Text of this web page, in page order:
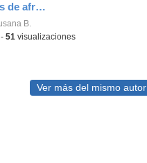
Estrategias de afrontamiento
B.
- 51 visualizaciones
Ver más del mismo autor